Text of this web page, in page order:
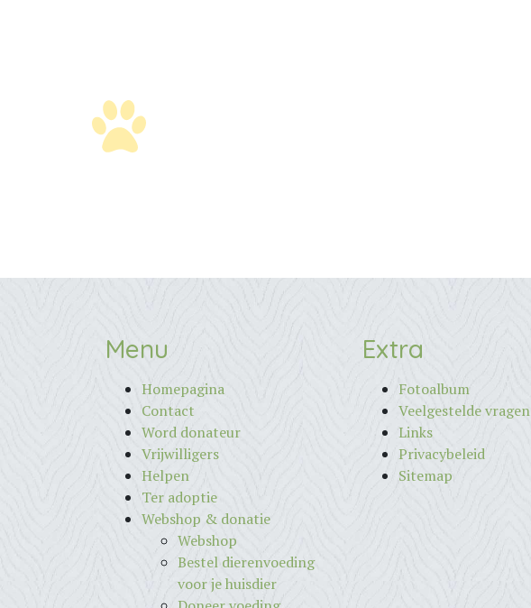
Menu
Homepagina
Contact
Word donateur
Vrijwilligers
Helpen
Ter adoptie
Webshop & donatie
Webshop
Bestel dierenvoeding
voor je huisdier
Extra
Fotoalbum
Veelgestelde vragen
Links
Privacybeleid
Sitemap